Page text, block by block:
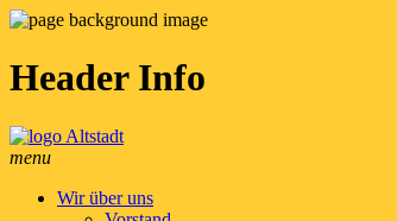
Header Info
menu
Wir über uns